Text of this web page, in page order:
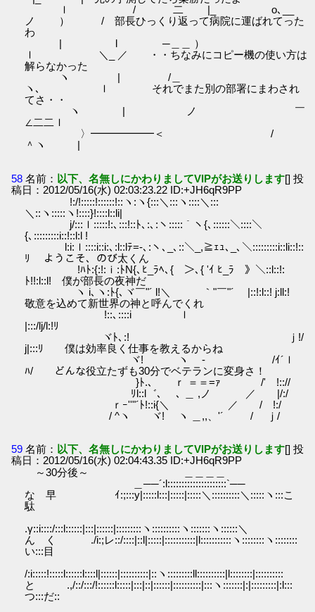
ｌ / 二 |_ o､__
ノ ） / 部長ひっくり返って病院に運ばれてった
わ
| l ─＿＿ ）
ｌ ＼_ ／ ・・ちなみにコピー機の使い方は
解らなかった
ヽ | /＿
ヽ､ ｌ それでまた別の部署にまわされ
てさ・・
ヽ | ノ ￣
∠二二ｌ
〉━━━━━━＜ /
＾ヽ |
58 名前： 以下、名無しにかわりましてVIPがお送りします[] 投
稿日：2012/05/16(水) 02:03:23.22 ID:+JH6qR9PP
!:/!:::::!::::::!::ヽ:ヽ{:::＼:::ヽ::::＼:::
＼::ヽ:::::ヽ!::::}!::::l::li|
j/:::ｌ:::::!:､:::!::ﾄ､:､:ヽ:::::｀ヽ{､::::::＼::::＼
{､:::::::::i::!::l:l !
l:i:ｌ::::i::i:､:l::lﾃ=-､:ヽ､_､::＼_,≧ｪｭ､_､＼:::::::::i::li::!::
ﾘ ようこそ、のび太くん
!ﾊﾄ:{:!:ｉ:ﾄN{､ﾋ_ﾗﾍ､{ ＞､{ 'ｲ ﾋ_ﾗ 》＼::l::!:
ﾄ!!:l::l! 僕が部長の夜神だ
ヽ i､ヽ:ﾄ{､ヾ￣"´ l!＼ ｀"￣"´ |::!:l::! j:ll:!
敬意を込めて新世界の神と呼んでくれ
!::､::::i ｌ
|:::/lj/l:!ﾘ
ヾﾄ､:! ｊ!/
j|:::ﾘ 僕は効率良く仕事を教えるからね
ヾ! ヽ ‐ /ｲ´ｌ
ﾊ/ どんな役立たずも30分でベテランに変身さ！
}ﾄ.、 ｒ ＝＝=ｧ /' !:://
ﾘl::l゛､ ､ ＿ ,ノ ／ |/:/
ｒｰ''"´ﾄ!::i{＼ ／ / !:/
/ ^ヽ ヾ! ヽ ＿,,、'´ / ｊ/
59 名前： 以下、名無しにかわりましてVIPがお送りします[] 投
稿日：2012/05/16(水) 02:04:43.35 ID:+JH6qR9PP
～30分後～ ＿＿＿＿
＿──´:l:::::::::::::::::::::`──
な 早 ｲ:;:::у|:::::l:::|:::::|:::::＼::::::::::＼:::::ヽ:::こ
駄
.γ::i::::/:::l::::::|:::|::::::|:::::::::ヽ::::::::::ヽ:::::::ヽ::::::＼
ん く ./i:;レ::/::::|::l|:::::|:::::::::::|l:::::::::::ヽ::::::::ヽ::::::::
い:::目
/:i:::::!:::::l::::::l::::l|::::::|::::::::::|::ヽ:::::::::ll::::::::::|l::::::::|::::::::::
と .,/::/:::/!::::::l:::::|:::|::|::::::|::::::::::|:::ヽ:::::::|:|:::::::::|:l:::
つ:::だ::